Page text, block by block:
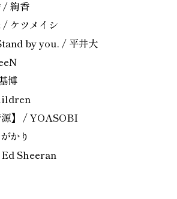
/ 絢香
/ ケツメイシ
by you. / 平井大
博
源】 / YOASOBI
かり
Sheeran